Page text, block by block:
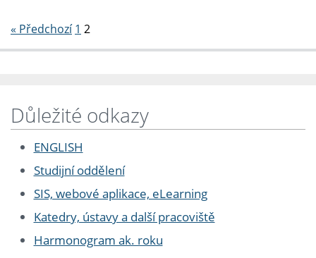
« Předchozí 1 2
Důležité odkazy
ENGLISH
Studijní oddělení
SIS, webové aplikace, eLearning
Katedry, ústavy a další pracoviště
Harmonogram ak. roku